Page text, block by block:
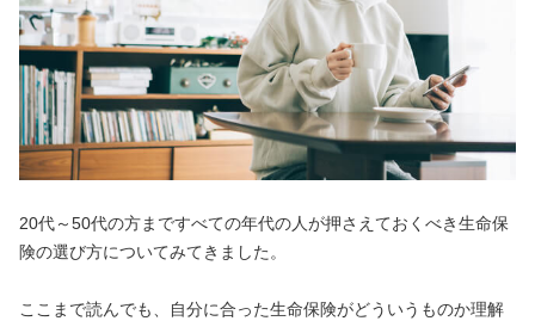
20代～50代の方まですべての年代の人が押さえておくべき生命保
険の選び方についてみてきました。
ここまで読んでも、自分に合った生命保険がどういうものか理解